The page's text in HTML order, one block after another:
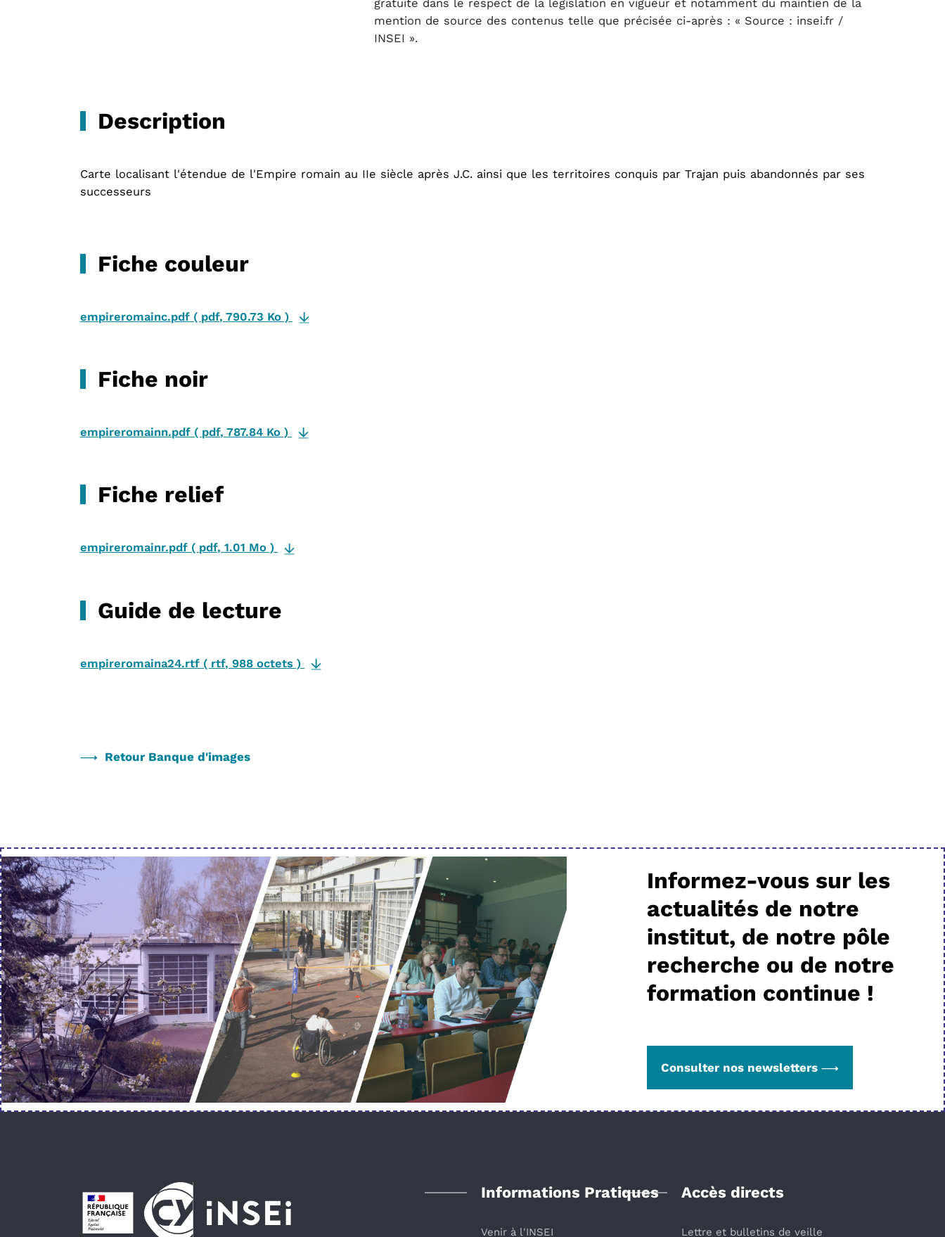
gratuite dans le respect de la législation en vigueur et notamment du maintien de la
mention de source des contenus telle que précisée ci-après : « Source : insei.fr /
INSEI ».
Description
Carte localisant l'étendue de l'Empire romain au IIe siècle après J.C. ainsi que les territoires conquis par Trajan puis abandonnés par ses
successeurs
Fiche couleur
empireromainc.pdf ( pdf, 790.73 Ko )
Fiche noir
empireromainn.pdf ( pdf, 787.84 Ko )
Fiche relief
empireromainr.pdf ( pdf, 1.01 Mo )
Guide de lecture
empireromaina24.rtf ( rtf, 988 octets )
Retour Banque d'images
Informez-vous sur les
actualités de notre
institut, de notre pôle
recherche ou de notre
formation continue !
Consulter nos newsletters
Pied de page Informations Pratiques
Venir à l'INSEI
Accès directs
Lettre et bulletins de veille